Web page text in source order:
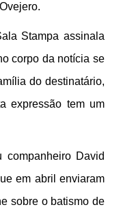
Stampa assinala
corpo da notícia se
do destinatário,
expressão tem um
David
em abril enviaram
sobre o batismo de